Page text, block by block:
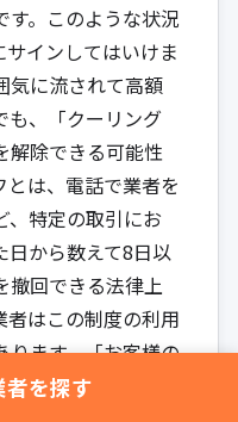
す。このような状況
インしてはいけま
気に流されて高額
も、「クーリング
解除できる可能性
は、電話で業者を
、特定の取引にお
日から数えて8日以
撤回できる法律上
者はこの制度の利用
ります。「お客様の
オフは適用され
者を探す